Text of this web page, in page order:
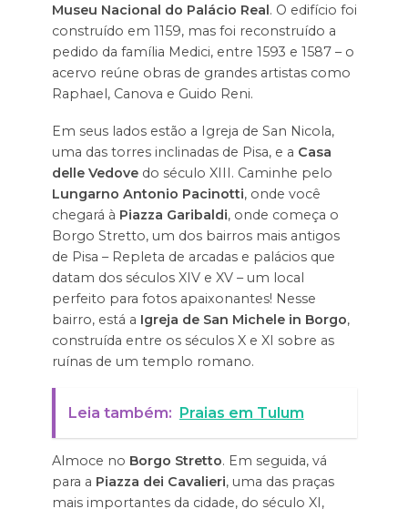
Museu Nacional do Palácio Real. O edifício foi
construído em 1159, mas foi reconstruído a
pedido da família Medici, entre 1593 e 1587 – o
acervo reúne obras de grandes artistas como
Raphael, Canova e Guido Reni.
Em seus lados estão a Igreja de San Nicola,
uma das torres inclinadas de Pisa, e a Casa
delle Vedovedo século XIII. Caminhe pelo
Lungarno Antonio Pacinotti, onde você
chegará à Piazza Garibaldi, onde começa o
Borgo Stretto, um dos bairros mais antigos
de Pisa – Repleta de arcadas e palácios que
datam dos séculos XIV e XV – um local
perfeito para fotos apaixonantes! Nesse
bairro, está a Igreja de San Michele in Borgo,
construída entre os séculos X e XI sobre as
ruínas de um templo romano.
Leia também: Praias em Tulum
Almoce no Borgo Stretto. Em seguida, vá
para a Piazza dei Cavalieri, uma das praças
mais importantes da cidade, do século XI,